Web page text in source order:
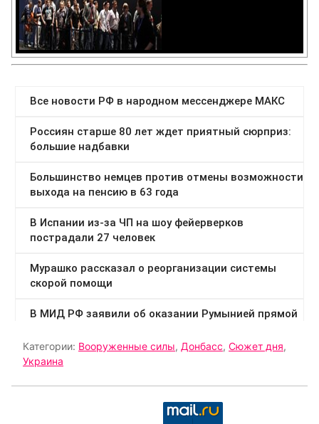
Категории: Вооруженные силы, Донбасс, Сюжет дня,
Украина